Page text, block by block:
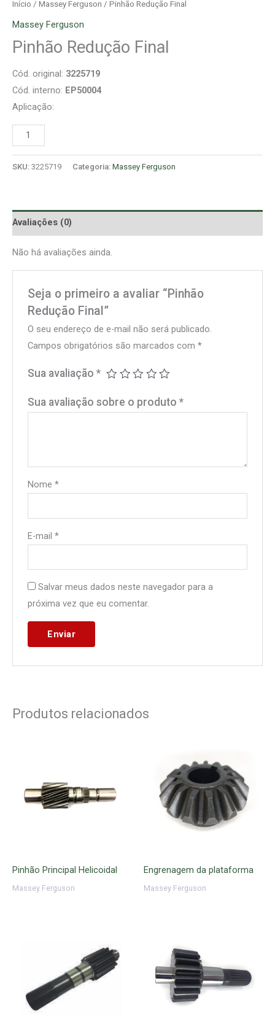
Início / Massey Ferguson / Pinhão Redução Final
Massey Ferguson
Pinhão Redução Final
Cód. original: 3225719
Cód. interno: EP50004
Aplicação:
SKU: 3225719 Categoria: Massey Ferguson
Avaliações (0)
Não há avaliações ainda.
Seja o primeiro a avaliar “Pinhão
Redução Final”
O seu endereço de e-mail não será publicado.
Campos obrigatórios são marcados com*
Sua avaliação*
Sua avaliação sobre o produto*
Nome*
E-mail*
Salvar meus dados neste navegador para a
próxima vez que eu comentar.
Produtos relacionados
Pinhão Principal Helicoidal
Massey Ferguson
Engrenagem da plataforma
Massey Ferguson